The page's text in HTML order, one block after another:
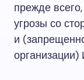
прежде
угрозы со
и
организации)